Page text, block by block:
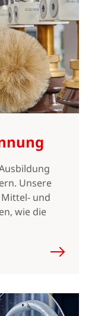
Unsere
und
wie die